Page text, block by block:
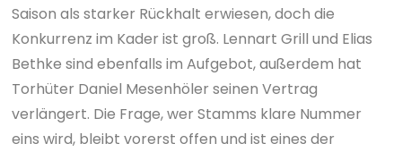
Saison als starker Rückhalt erwiesen, doch die
Konkurrenz im Kader ist groß. Lennart Grill und Elias
Bethke sind ebenfalls im Aufgebot, außerdem hat
Torhüter Daniel Mesenhöler seinen Vertrag
verlängert. Die Frage, wer Stamms klare Nummer
eins wird, bleibt vorerst offen und ist eines der